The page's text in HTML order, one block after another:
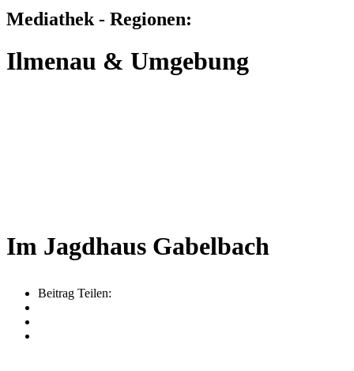
Mediathek - Regionen:
Ilmenau & Umgebung
Im Jagdhaus Gabelbach
Beitrag Teilen: